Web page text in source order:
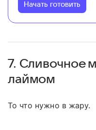
Начать готовить
7. Сливочное
лаймом
То что нужно в жару.